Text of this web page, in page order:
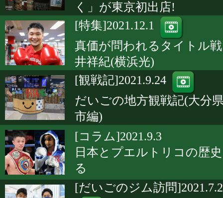
く」が東京初出店!
[特集]2021.12.1
真価が問われるタイトル
井祥紀(横浜光)
[観戦記]2021.9.24
だいごの地方観戦記(大分
市編)
[コラム]2021.9.3
日本とプエルトリコの歴
る
[だいごのジム訪問